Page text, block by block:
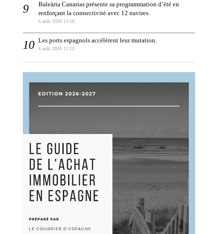
Baleària Canarias présente sa programmation d’été en
renforçant la connectivité avec 12 navires.
6 août 2026 13:16
Les ports espagnols accélèrent leur mutation.
6 août 2026 11:12